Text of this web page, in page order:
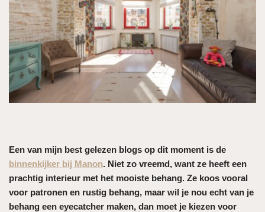
Een van mijn best gelezen blogs op dit moment is de
binnenkijker bij Manon. Niet zo vreemd, want ze heeft een
prachtig interieur met het mooiste behang. Ze koos vooral
voor patronen en rustig behang, maar wil je nou echt van je
behang een eyecatcher maken, dan moet je kiezen voor